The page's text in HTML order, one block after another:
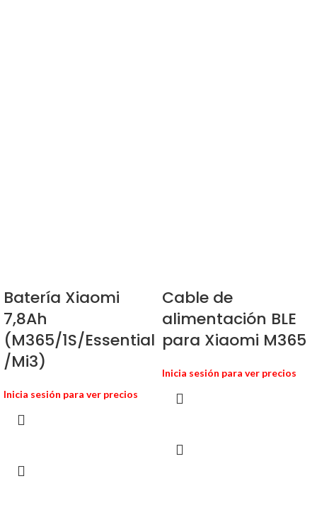
Batería Xiaomi
7,8Ah
(M365/1S/Essential
/Mi3)
Inicia sesión para ver precios
Cable de
alimentación BLE
para Xiaomi M365
Inicia sesión para ver precios